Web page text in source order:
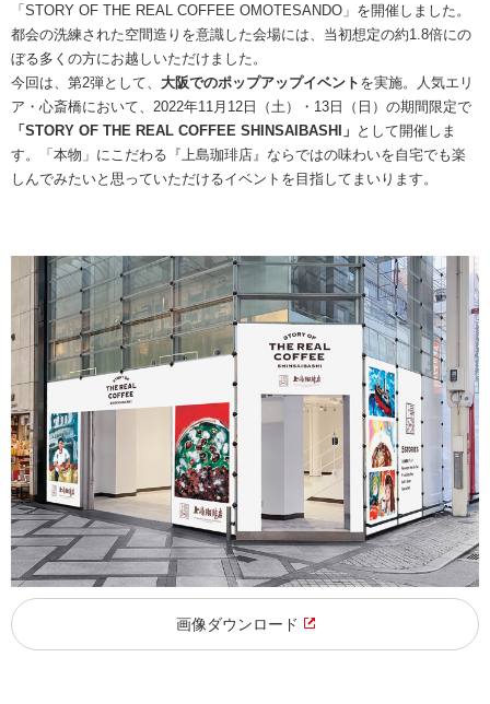
「STORY OF THE REAL COFFEE OMOTESANDO」を開催しました。
都会の洗練された空間造りを意識した会場には、当初想定の約1.8倍にの
ぼる多くの方にお越しいただけました。
今回は、第2弾として、 大阪でのポップアップイベント を実施。人気エリ
ア・心斎橋において、2022年11月12日（土）・13日（日）の期間限定で
「STORY OF THE REAL COFFEE SHINSAIBASHI」 として開催しま
す。「本物」にこだわる『上島珈琲店』ならではの味わいを自宅でも楽
しんでみたいと思っていただけるイベントを目指してまいります。
画像ダウンロード